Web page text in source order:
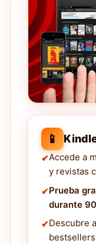
📱
Accede a
y revistas
Prueba
durante
Descubre